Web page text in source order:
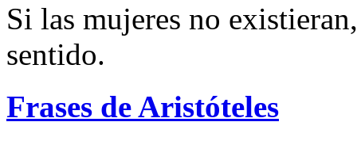
Si las mujeres no
sentido.
Frases de Aristóteles